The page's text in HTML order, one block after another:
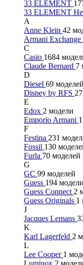
33 ELEMENT
33 ELEMENT
A
Anne Klein 42
Armani Exchange
C
Casio 1684
Claude Bernard 7
D
Diesel 69 моделей
Disney by RFS
E
Edox 2 модели
Emporio Armani
F
Festina 231
Fossil 130
Furla 70 моделей
G
GC 99 моделей
Guess 194 модели
Guess Connect 2
Guess Originals 1
J
Jacques Lemans
K
Karl Lagerfeld 2
L
Lee Cooper 1
Luminox 2